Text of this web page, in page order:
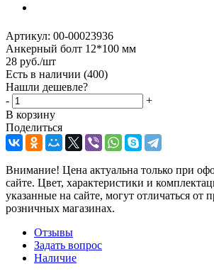
Артикул: 00-00023936
Анкерный болт 12*100 мм
28 руб./шт
Есть в наличии (400)
Нашли дешевле?
-
+
В корзину
Поделиться
Внимание! Цена актуальна только при
сайте. Цвет, характеристики и
указанные на сайте, могут отличаться от
розничных магазинах.
Отзывы
Задать вопрос
Наличие